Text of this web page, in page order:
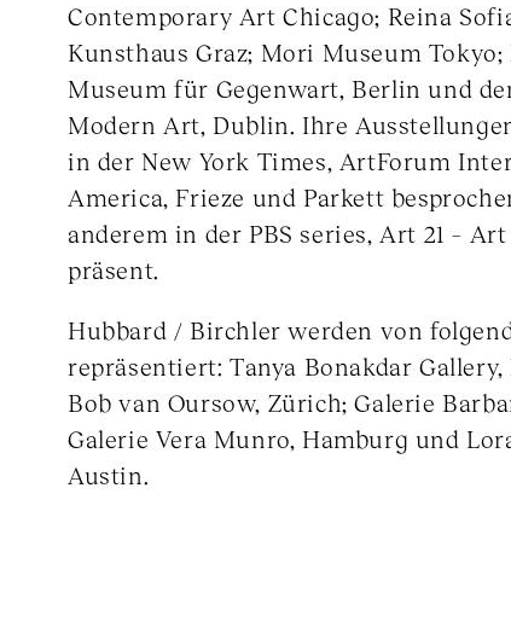
Contemporary Art Chicago; Reina
Kunsthaus Graz; Mori Museum
Museum für Gegenwart, Berlin und
Modern Art, Dublin. Ihre
in der New York Times, ArtForum
America, Frieze und Parkett
anderem in der PBS series, Art 21 –
präsent. ​
Hubbard / Birchler werden von
repräsentiert: Tanya Bonakdar Gallery,
Bob van Oursow, Zürich; Galerie
Galerie Vera Munro, Hamburg und
Austin.